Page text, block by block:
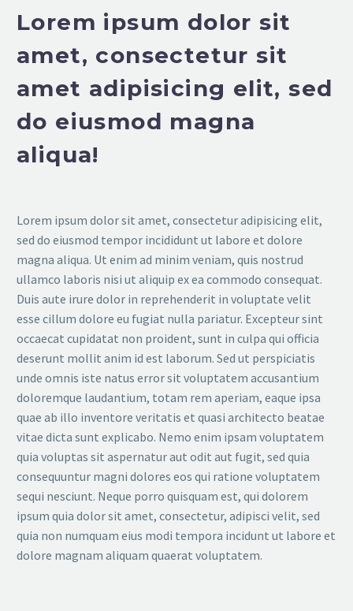
Lorem ipsum dolor sit
amet, consectetur sit
amet adipisicing elit, sed
do eiusmod magna
aliqua!
Lorem ipsum dolor sit amet, consectetur adipisicing elit,
sed do eiusmod tempor incididunt ut labore et dolore
magna aliqua. Ut enim ad minim veniam, quis nostrud
ullamco laboris nisi ut aliquip ex ea commodo consequat.
Duis aute irure dolor in reprehenderit in voluptate velit
esse cillum dolore eu fugiat nulla pariatur. Excepteur sint
occaecat cupidatat non proident, sunt in culpa qui officia
deserunt mollit anim id est laborum. Sed ut perspiciatis
unde omnis iste natus error sit voluptatem accusantium
doloremque laudantium, totam rem aperiam, eaque ipsa
quae ab illo inventore veritatis et quasi architecto beatae
vitae dicta sunt explicabo. Nemo enim ipsam voluptatem
quia voluptas sit aspernatur aut odit aut fugit, sed quia
consequuntur magni dolores eos qui ratione voluptatem
sequi nesciunt. Neque porro quisquam est, qui dolorem
ipsum quia dolor sit amet, consectetur, adipisci velit, sed
quia non numquam eius modi tempora incidunt ut labore et
dolore magnam aliquam quaerat voluptatem.